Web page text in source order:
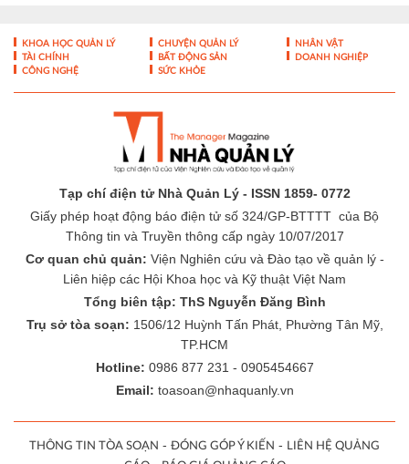
lý tiêu hóa - gan mật
KHOA HỌC QUẢN LÝ CHUYỆN QUẢN LÝ
NHÂN VẬT
CÔNG NGHỆ
SỨC KHỎE
Tạp chí điện tử Nhà Quản Lý - ISSN 1859- 0772
Giấy phép hoạt động báo điện tử số 324/GP-BTTTT của Bộ
Liên hiệp các Hội Khoa học và Kỹ thuật Việt Nam
Tổng biên tập: ThS Nguyễn Đăng Bình
Trụ sở tòa soạn:1506/12 Huỳnh Tấn Phát, Phường Tân Mỹ,